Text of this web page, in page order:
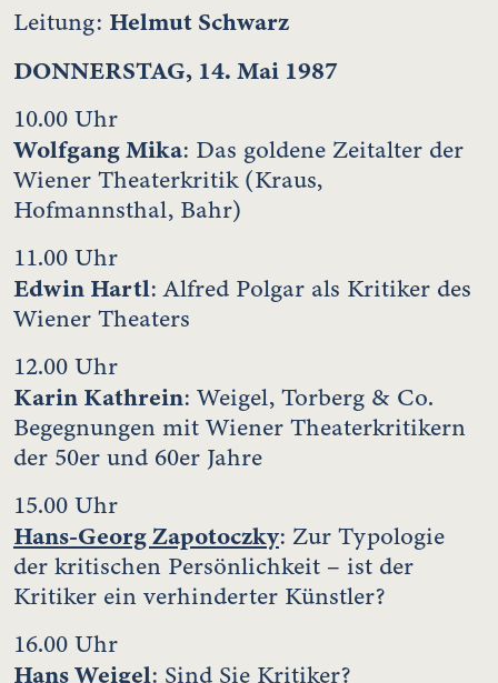
Leitung: Helmut Schwarz
DONNERSTAG, 14. Mai 1987
10.00 Uhr
Wolfgang Mika: Das goldene Zeitalter der
Wiener Theaterkritik (Kraus,
Hofmannsthal, Bahr)
11.00 Uhr
Edwin Hartl: Alfred Polgar als Kritiker des
Wiener Theaters
12.00 Uhr
Karin Kathrein: Weigel, Torberg & Co.
Begegnungen mit Wiener Theaterkritikern
der 50er und 60er Jahre
15.00 Uhr
Hans-Georg Zapotoczky: Zur Typologie
der kritischen Persönlichkeit – ist der
Kritiker ein verhinderter Künstler?
16.00 Uhr
Hans Weigel: Sind Sie Kritiker?